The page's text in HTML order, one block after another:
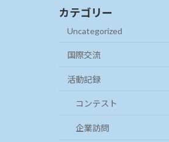
カテゴリー
Uncategorized
国際交流
活動記録
コンテスト
企業訪問